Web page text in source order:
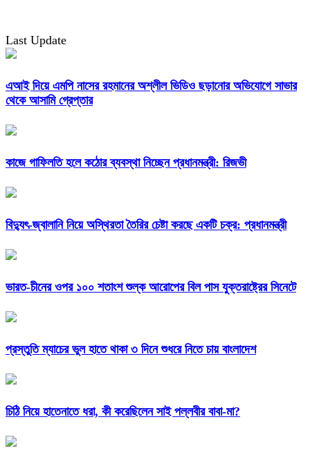
Last Update
এআই দিয়ে এমপি নাসের রহমানের অশ্লীল ভিডিও ছড়ানোর অভিযোগে সাভার
থেকে আসামি গ্রেপ্তার
কাজে গাফিলতি হলে কঠোর ব্যবস্থা নিচ্ছেন প্রধানমন্ত্রী: রিজভী
বিদ্যুৎ-জ্বালানি নিয়ে অস্থিরতা তৈরির চেষ্টা করছে একটি চক্র: প্রধানমন্ত্রী
ভারত-চীনের ওপর ১০০ শতাংশ শুল্ক আরোপের বিল পাস যুক্তরাষ্ট্রের সিনেটে
প্রস্তুতি ম্যাচের ভুল হাতে থাকা ৩ দিনে শুধরে নিতে চায় বাংলাদেশ
চিঠি নিয়ে হাতেনাতে ধরা, কী করেছিলেন সাই পল্লবীর বাবা-মা?